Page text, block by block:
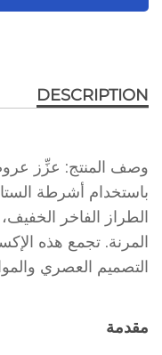
DESCRIPTION
وصف المنتج: عزِّز
باستخدام أشرطة
الطراز الفاخر
المرنة. تجمع هذه
التصميم العصري
مقدمة